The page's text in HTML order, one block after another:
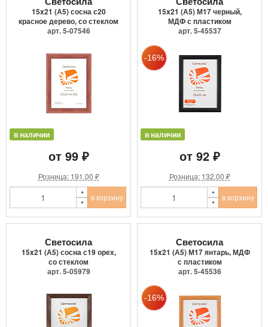
15x21 (А5) сосна с20
красное дерево, со стеклом
арт. 5-07546
в наличии
от 99 ₽
Розница: 191.00 ₽
в корзину
15x21 (А5) М17 черный,
МДФ с пластиком
арт. 5-45537
в наличии
от 92 ₽
Розница: 132.00 ₽
в корзину
Светосила
15x21 (А5) сосна с19 орех,
со стеклом
арт. 5-05979
Светосила
15x21 (А5) М17 янтарь, МДФ
с пластиком
арт. 5-45536